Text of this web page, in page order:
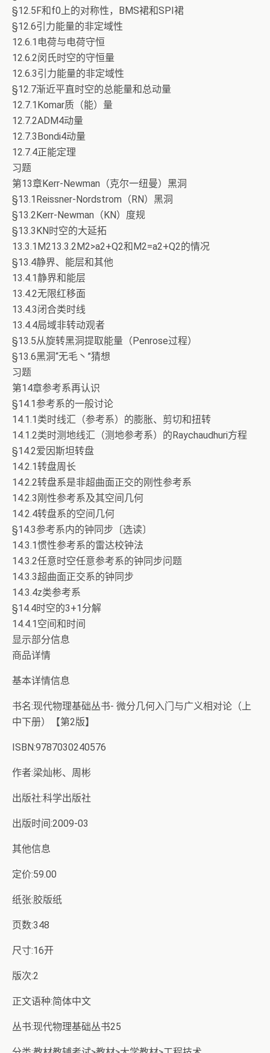
§12.5F和f0上的对称性，BMS裙和SPI裙
§12.6引力能量的非定域性
12.6.1电荷与电荷守恒
12.6.2闵氏时空的守恒量
12.6.3引力能量的非定域性
§12.7渐近平直时空的总能量和总动量
12.7.1Komar质（能）量
12.7.2ADM4动量
12.7.3Bondi4动量
12.7.4正能定理
习题
第13章Kerr-Newman（克尔一纽曼）黑洞
§13.1Reissner-Nordstrom（RN）黑洞
§13.2Kerr-Newman（KN）度规
§13.3KN时空的大延拓
13.3.1M213.3.2M2>a2+Q2和M2=a2+Q2的情况
§13.4静界、能层和其他
13.4.1静界和能层
13.4.2无限红移面
13.4.3闭合类时线
13.4.4局域非转动观者
§13.5从旋转黑洞提取能量（Penrose过程）
§13.6黑洞“无毛丶”猜想
习题
第14章参考系再认识
§14.1参考系的一般讨论
14.1.1类时线汇（参考系）的膨胀、剪切和扭转
14.1.2类时测地线汇（测地参考系）的Raychaudhuri方程
§14.2爱因斯坦转盘
14.2.1转盘周长
14.2.2转盘系是非超曲面正交的刚性参考系
14.2.3刚性参考系及其空间几何
14.2.4转盘系的空间几何
§14.3参考系内的钟同步〔选读〕
14.3.1惯性参考系的雷达校钟法
14.3.2任意时空任意参考系的钟同步问题
14.3.3超曲面正交系的钟同步
14.3.4z类参考系
§14.4时空的3+1分解
14.4.1空间和时间
显示部分信息
商品详情
基本详情信息
书名:现代物理基础丛书- 微分几何入门与广义相对论（上
中下册）【第2版】
ISBN:9787030240576
作者:梁灿彬、周彬
出版社:科学出版社
出版时间:2009-03
其他信息
定价:59.00
纸张:胶版纸
页数:348
尺寸:16开
版次:2
正文语种:简体中文
丛书:现代物理基础丛书25